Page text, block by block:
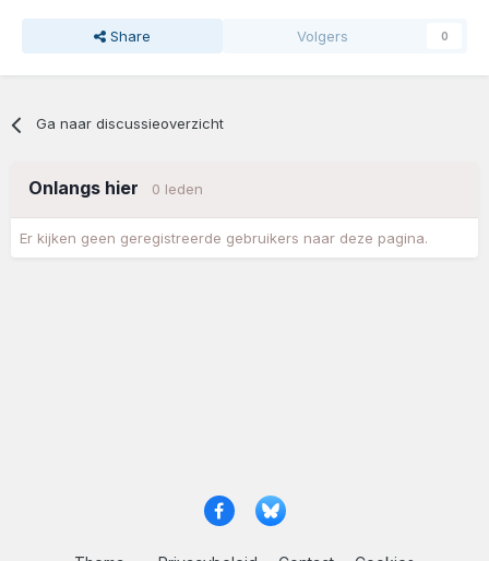
Share Volgers 0
Ga naar discussieoverzicht
Onlangs hier 0 leden
Er kijken geen geregistreerde gebruikers naar deze pagina.